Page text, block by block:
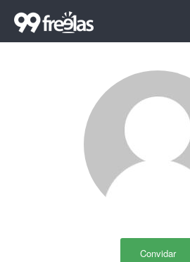
Convidar